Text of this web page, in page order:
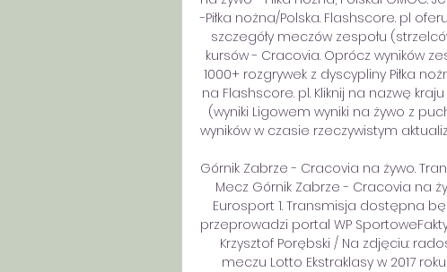
-Piłka nożna/Polska. Flashscore. pl
szczegóły meczów zespołu
kursów - Cracovia. Oprócz wyników
1000+ rozgrywek z dyscypliny Piłka
na Flashscore. pl. Kliknij na nazwę
(wyniki Ligowem wyniki na żywo z
wyników w czasie rzeczywistym
Górnik Zabrze - Cracovia na żywo.
Mecz Górnik Zabrze - Cracovia na
Eurosport 1. Transmisja dostępna
przeprowadzi portal WP
Krzysztof Porębski / Na zdjęciu:
meczu Lotto Ekstraklasy w 2017